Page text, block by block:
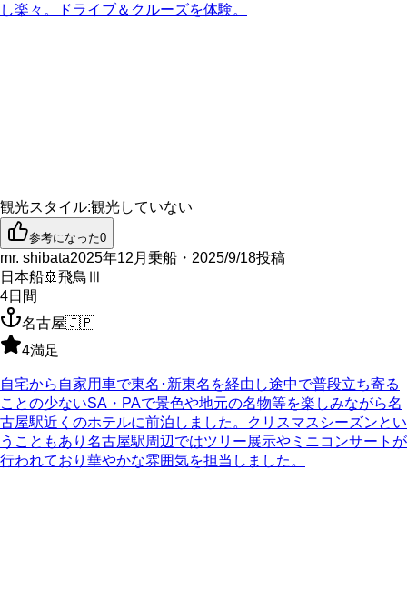
し楽々。ドライブ＆クルーズを体験。
観光スタイル:観光していない
参考になった0
mr. shibata2025年12月乗船・2025/9/18投稿
日本船🚢 飛鳥Ⅲ
4日間
名古屋🇯🇵
4満足
自宅から自家用車で東名･新東名を経由し途中で普段立ち寄る
ことの少ないSA・PAで景色や地元の名物等を楽しみながら名
古屋駅近くのホテルに前泊しました。クリスマスシーズンとい
うこともあり名古屋駅周辺ではツリー展示やミニコンサートが
行われており華やかな雰囲気を担当しました。